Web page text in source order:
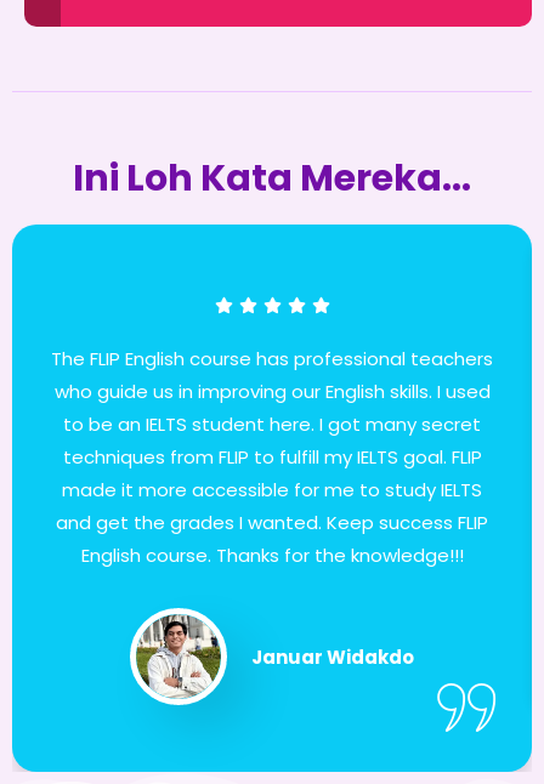
Ini Loh Kata Mereka...
The FLIP English course has professional teachers
who guide us in improving our English skills. I used
to be an IELTS student here. I got many secret
techniques from FLIP to fulfill my IELTS goal. FLIP
made it more accessible for me to study IELTS
and get the grades I wanted. Keep success FLIP
English course. Thanks for the knowledge!!!
Januar Widakdo